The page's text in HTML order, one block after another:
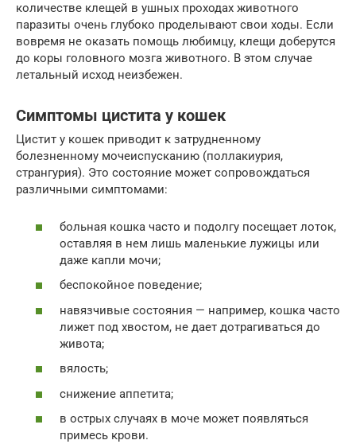
количестве клещей в ушных проходах животного
паразиты очень глубоко проделывают свои ходы. Если
вовремя не оказать помощь любимцу, клещи доберутся
до коры головного мозга животного. В этом случае
летальный исход неизбежен.
Симптомы цистита у кошек
Цистит у кошек приводит к затрудненному
болезненному мочеиспусканию (поллакиурия,
странгурия). Это состояние может сопровождаться
различными симптомами:
больная кошка часто и подолгу посещает лоток,
оставляя в нем лишь маленькие лужицы или
даже капли мочи;
беспокойное поведение;
навязчивые состояния — например, кошка часто
лижет под хвостом, не дает дотрагиваться до
живота;
вялость;
снижение аппетита;
в острых случаях в моче может появляться
примесь крови.